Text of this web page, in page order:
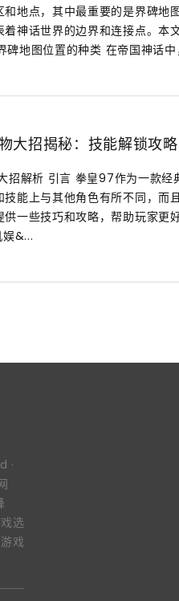
和地点，其中最重要的是界碑地
着神话世界的边界和连接点。本
碑地图位置的种类 在帝国神话
大招揭秘：技能解锁攻略
招解析 引言 拳皇97作为一款经
技能上与其他角色有所不同，
供一些技巧和攻略，帮助玩家更
&...
·
选
戏